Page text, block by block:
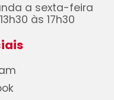
a sexta-feira
às 17h30